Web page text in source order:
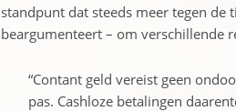
standpunt dat steeds meer tegen de
beargumenteert – om verschillende
“Contant geld vereist geen
pas. Cashloze betalingen